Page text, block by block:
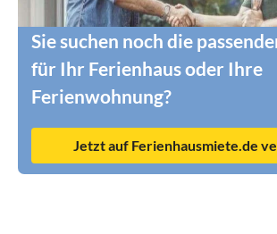
Sie suchen noch die
für Ihr Ferienhaus oder Ihre
Ferienwohnung?
Jetzt auf Ferienhausmiete.de